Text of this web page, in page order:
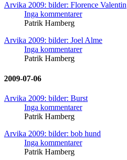
Arvika 2009: bilder: Florence Valentin
Inga kommentarer
Patrik Hamberg
Arvika 2009: bilder: Joel Alme
Inga kommentarer
Patrik Hamberg
2009-07-06
Arvika 2009: bilder: Burst
Inga kommentarer
Patrik Hamberg
Arvika 2009: bilder: bob hund
Inga kommentarer
Patrik Hamberg